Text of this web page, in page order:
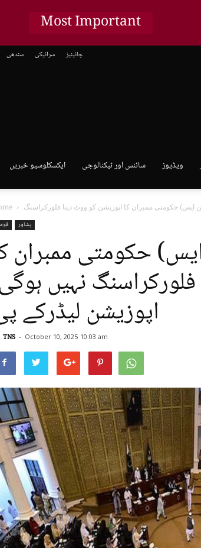
سندھی سرائیکی چائینیز
ایکسکلوسیو خبریں سائنس اور ٹیکنالوجی ویڈیوز
پشاور
حکومتی ممبران
نہیں
اپوزیشن لیڈرکے
TNS - October 10, 2025 10:03 am
Most Important